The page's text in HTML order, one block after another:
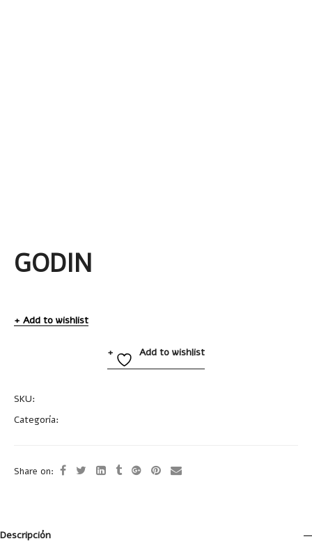
GODIN
Add to wishlist
Add to wishlist
SKU:
Categoría:
Share on:
Descripción